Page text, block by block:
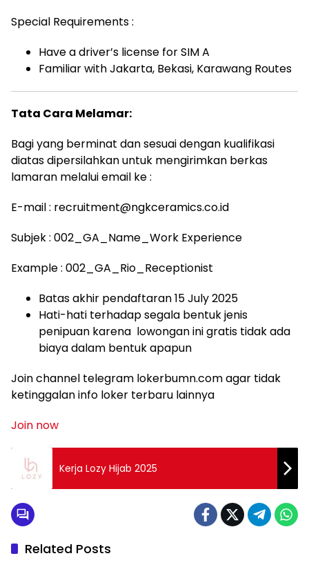
Special Requirements :
Have a driver’s license for SIM A
Familiar with Jakarta, Bekasi, Karawang Routes
Tata Cara Melamar:
Bagi yang berminat dan sesuai dengan kualifikasi
diatas dipersilahkan untuk mengirimkan berkas
lamaran melalui email ke :
E-mail : recruitment@ngkceramics.co.id
Subjek : 002_GA_Name_Work Experience
Example : 002_GA_Rio_Receptionist
Batas akhir pendaftaran 15 July 2025
Hati-hati terhadap segala bentuk jenis
penipuan karena lowongan ini gratis tidak ada
biaya dalam bentuk apapun
Join channel telegram lokerbumn.com agar tidak
ketinggalan info loker terbaru lainnya
Join now
Kerja Lozy Hijab 2025
Related Posts